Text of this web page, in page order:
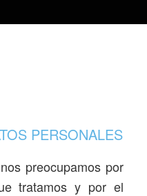
PERSONALES
preocupamos por
tratamos y por el